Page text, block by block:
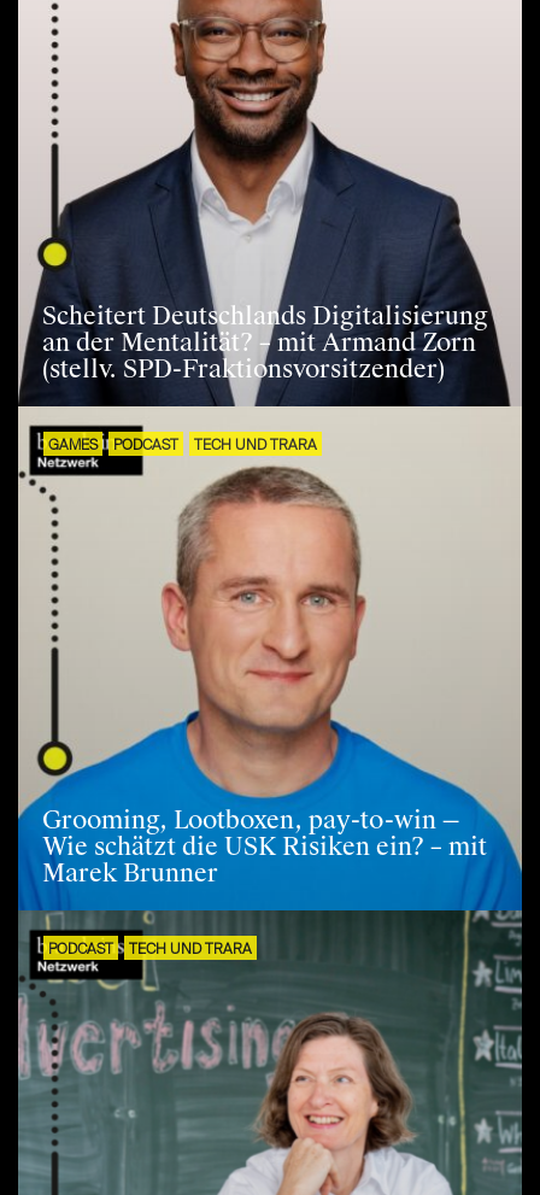
Scheitert Deutschlands Digitalisierung
an der Mentalität? – mit Armand Zorn
(stellv. SPD-Fraktionsvorsitzender)
GAMES PODCAST TECH UND TRARA
Grooming, Lootboxen, pay-to-win —
Wie schätzt die USK Risiken ein? – mit
Marek Brunner
PODCAST TECH UND TRARA